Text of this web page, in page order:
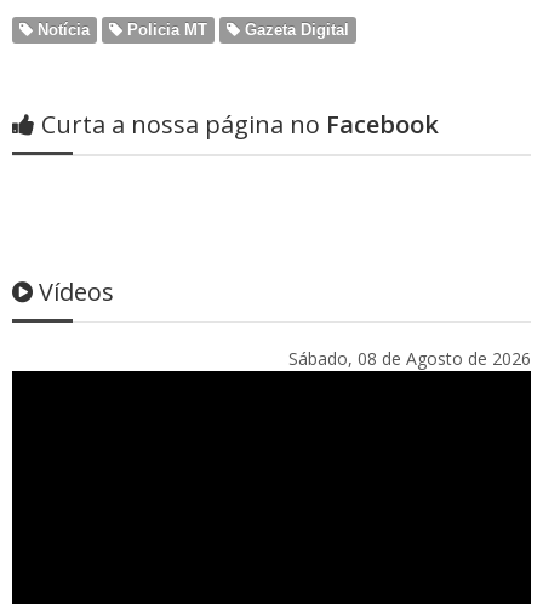
Notícia Policia MT Gazeta Digital
Curta a nossa página no Facebook
Vídeos
Sábado, 08 de Agosto de 2026